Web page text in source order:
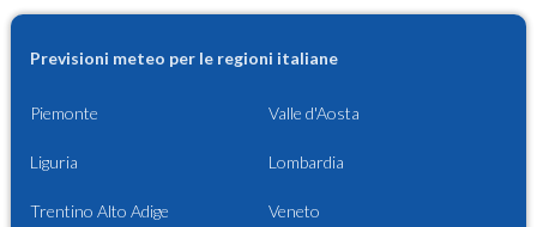
Previsioni meteo per le regioni italiane
Piemonte Valle d'Aosta
Liguria Lombardia
Trentino Alto Adige Veneto